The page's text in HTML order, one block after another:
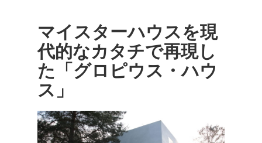
マイスターハウスを現
代的なカタチで再現し
た「グロピウス・ハウ
ス」